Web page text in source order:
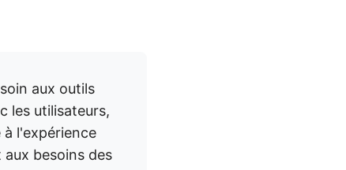
aux outils
les utilisateurs,
l'expérience
besoins des